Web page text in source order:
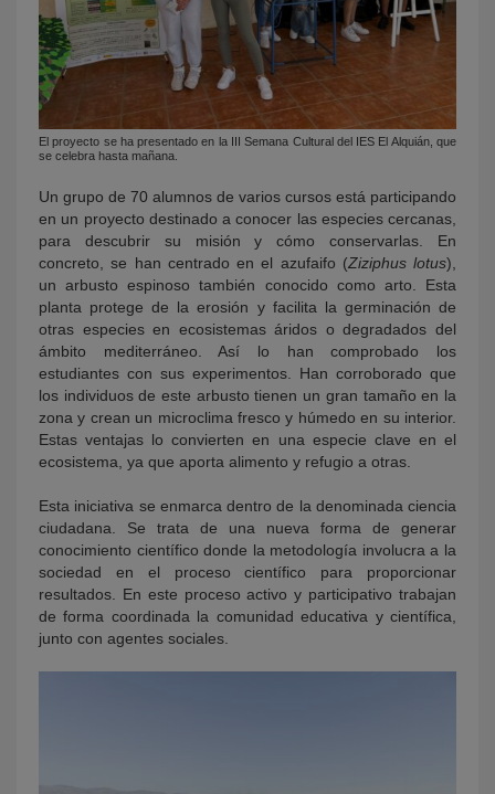
El proyecto se ha presentado en la III Semana Cultural del IES El Alquián, que
se celebra hasta mañana.
Un grupo de 70 alumnos de varios cursos está participando
en un proyecto destinado a conocer las especies cercanas,
para descubrir su misión y cómo conservarlas. En
concreto, se han centrado en el azufaifo (Ziziphus lotus),
un arbusto espinoso también conocido como arto. Esta
planta protege de la erosión y facilita la germinación de
otras especies en ecosistemas áridos o degradados del
ámbito mediterráneo. Así lo han comprobado los
estudiantes con sus experimentos. Han corroborado que
los individuos de este arbusto tienen un gran tamaño en la
zona y crean un microclima fresco y húmedo en su interior.
Estas ventajas lo convierten en una especie clave en el
ecosistema, ya que aporta alimento y refugio a otras.
Esta iniciativa se enmarca dentro de la denominada ciencia
ciudadana. Se trata de una nueva forma de generar
conocimiento científico donde la metodología involucra a la
sociedad en el proceso científico para proporcionar
resultados. En este proceso activo y participativo trabajan
de forma coordinada la comunidad educativa y científica,
junto con agentes sociales.